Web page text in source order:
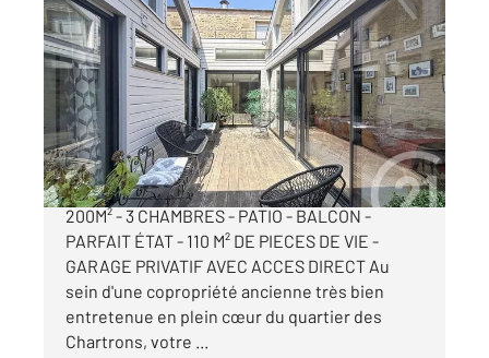
BORDEAUX 33
200 m
, 6 pièces
Ref : 26777
Appartement Duplex à vendre
1 155 000 €
COEUR CHARTRONS - RUE MINVIELLE LOFT
200M² - 3 CHAMBRES - PATIO - BALCON -
PARFAIT ÉTAT - 110 M² DE PIECES DE VIE -
GARAGE PRIVATIF AVEC ACCES DIRECT Au
sein d'une copropriété ancienne très bien
entretenue en plein cœur du quartier des
Chartrons, votre ...